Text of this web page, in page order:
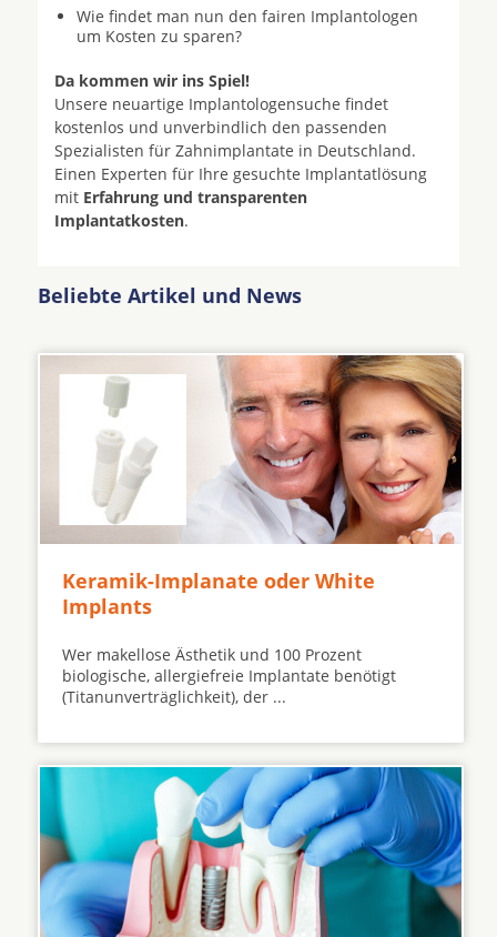
Wie findet man nun den fairen Implantologen
um Kosten zu sparen?
Da kommen wir ins Spiel!
Unsere neuartige Implantologensuche findet
kostenlos und unverbindlich den passenden
Spezialisten für Zahnimplantate in Deutschland.
Einen Experten für Ihre gesuchte Implantatlösung
mit Erfahrung und transparenten
Implantatkosten.
Beliebte Artikel und News
Keramik-Implanate oder White
Implants
Wer makellose Ästhetik und 100 Prozent
biologische, allergiefreie Implantate benötigt
(Titanunverträglichkeit), der ...